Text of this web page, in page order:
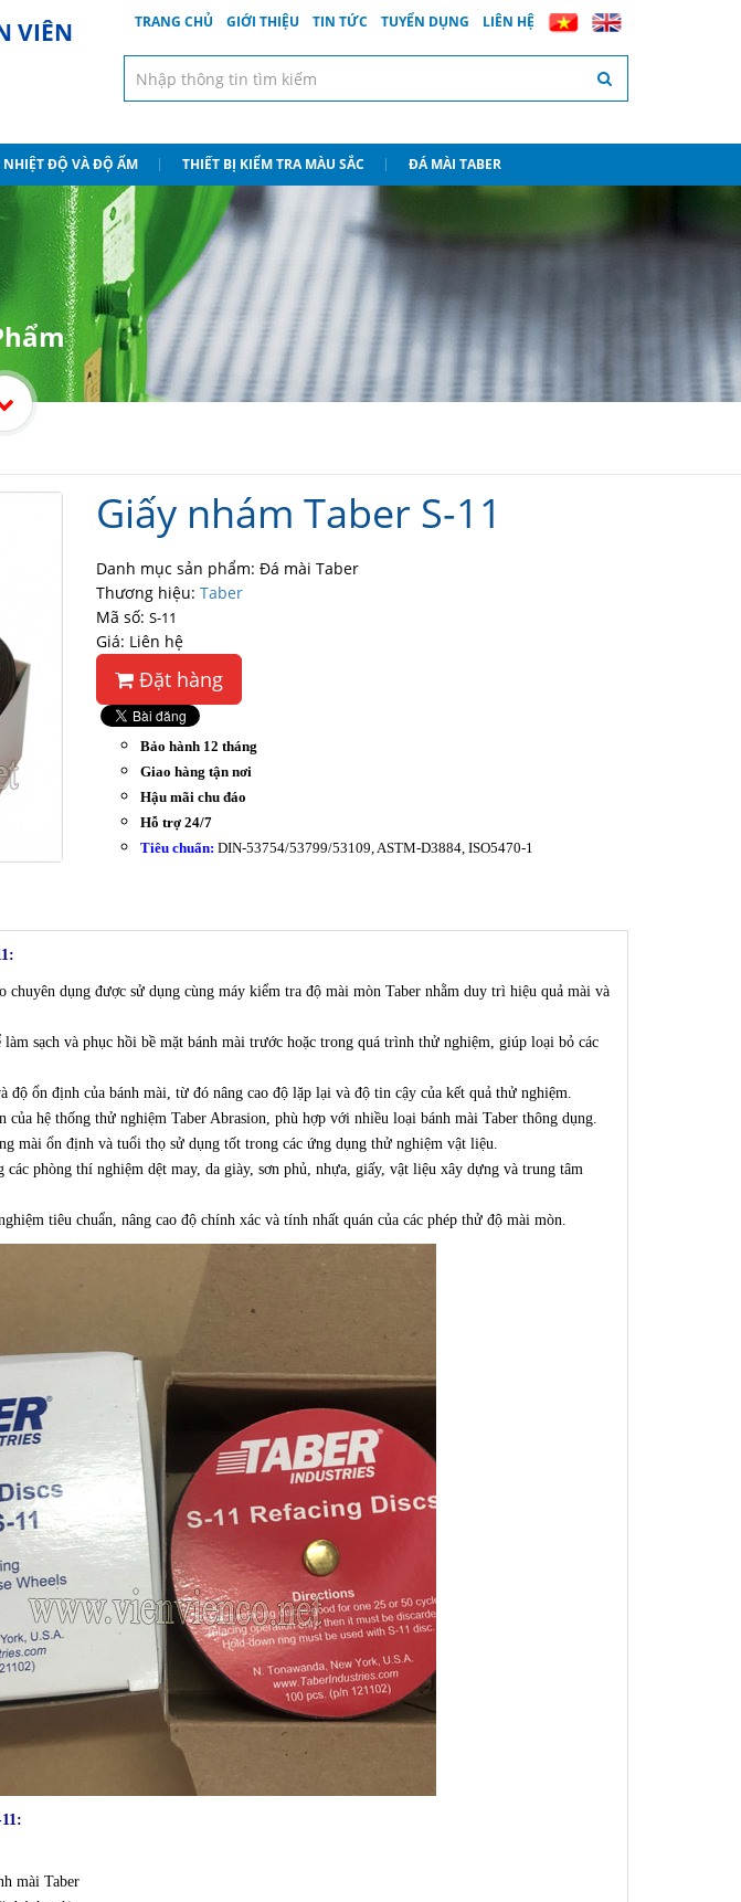
VIÊN TRANG CHỦ GIỚI THIỆU TIN TỨC TUYỂN DỤNG LIÊN HỆ
NHIỆT ĐỘ VÀ ĐỘ ẨM THIẾT BỊ KIỂM TRA MÀU SẮC ĐÁ MÀI TABER
Giấy nhám Taber S-11
Danh mục sản phẩm: Đá mài Taber
Thương hiệu:Taber
Mã số:S-11
Giá: Liên hệ
Đặt hàng
Bảo hành 12 tháng
Giao hàng tận nơi
Hậu mãi chu đáo
Hỗ trợ 24/7
Tiêu chuẩn: DIN-53754/53799/53109, ASTM-D3884, ISO5470-1
chuyên dụng được sử dụng cùng máy kiểm tra độ mài mòn Taber nhằm duy trì hiệu quả mài và
làm sạch và phục hồi bề mặt bánh mài trước hoặc trong quá trình thử nghiệm, giúp loại bỏ các
độ ổn định của bánh mài, từ đó nâng cao độ lặp lại và độ tin cậy của kết quả thử nghiệm.
của hệ thống thử nghiệm Taber Abrasion, phù hợp với nhiều loại bánh mài Taber thông dụng.
mài ổn định và tuổi thọ sử dụng tốt trong các ứng dụng thử nghiệm vật liệu.
phòng thí nghiệm dệt may, da giày, sơn phủ, nhựa, giấy, vật liệu xây dựng và trung tâm
tiêu chuẩn, nâng cao độ chính xác và tính nhất quán của các phép thử độ mài mòn.
mài Taber